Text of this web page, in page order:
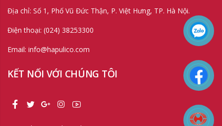
Địa chỉ: Số 1, Phố Vũ Đức Thận, P. Việt Hưng, TP. Hà Nội.
Điện thoại: (024) 38253300
Email: info@hapulico.com
KẾT NỐI VỚI CHÚNG TÔI